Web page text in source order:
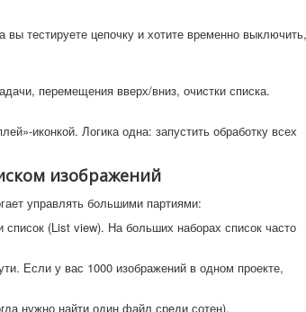
тестируете цепочку и хотите временно выключить,
перемещения вверх/вниз, очистки списка.
иконкой. Логика одна: запустить обработку всех
изображений
управлять большими партиями:
(List view). На больших наборах список часто
Если у вас 1000 изображений в одном проекте,
нужно найти один файл среди сотен).